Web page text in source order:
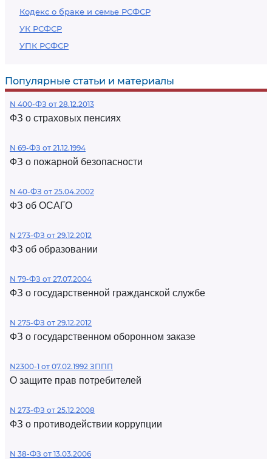
Кодекс о браке и семье РСФСР
УК РСФСР
УПК РСФСР
Популярные статьи и материалы
N 400-ФЗ от 28.12.2013
ФЗ о страховых пенсиях
N 69-ФЗ от 21.12.1994
ФЗ о пожарной безопасности
N 40-ФЗ от 25.04.2002
ФЗ об ОСАГО
N 273-ФЗ от 29.12.2012
ФЗ об образовании
N 79-ФЗ от 27.07.2004
ФЗ о государственной гражданской службе
N 275-ФЗ от 29.12.2012
ФЗ о государственном оборонном заказе
N2300-1 от 07.02.1992 ЗППП
О защите прав потребителей
N 273-ФЗ от 25.12.2008
ФЗ о противодействии коррупции
N 38-ФЗ от 13.03.2006